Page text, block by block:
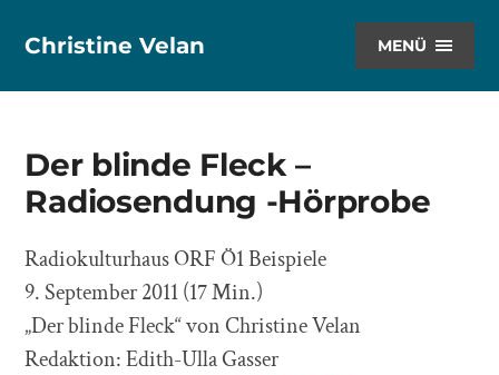
Christine Velan MENÜ
Der blinde Fleck –
Radiosendung -Hörprobe
Radiokulturhaus ORF Ö1 Beispiele
9. September 2011 (17 Min.)
„Der blinde Fleck“ von Christine Velan
Redaktion: Edith-Ulla Gasser